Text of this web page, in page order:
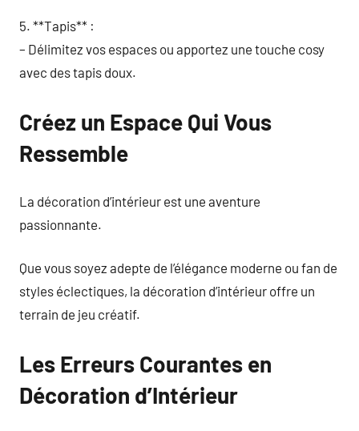
5. **Tapis** :
– Délimitez vos espaces ou apportez une touche cosy
avec des tapis doux.
Créez un Espace Qui Vous
Ressemble
La décoration d’intérieur est une aventure
passionnante.
Que vous soyez adepte de l’élégance moderne ou fan de
styles éclectiques, la décoration d’intérieur offre un
terrain de jeu créatif.
Les Erreurs Courantes en
Décoration d’Intérieur